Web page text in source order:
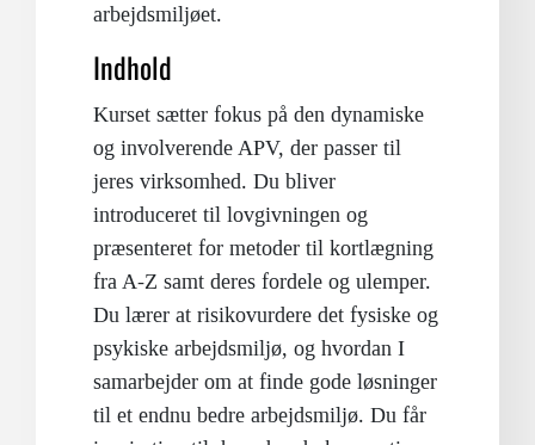
arbejdsmiljøet.
Indhold
Kurset sætter fokus på den dynamiske
og involverende APV, der passer til
jeres virksomhed. Du bliver
introduceret til lovgivningen og
præsenteret for metoder til kortlægning
fra A-Z samt deres fordele og ulemper.
Du lærer at risikovurdere det fysiske og
psykiske arbejdsmiljø, og hvordan I
samarbejder om at finde gode løsninger
til et endnu bedre arbejdsmiljø. Du får